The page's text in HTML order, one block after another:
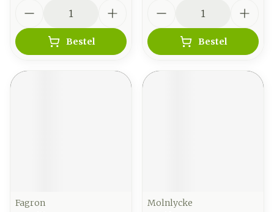
Bestel Bestel
Fagron
Molnlycke